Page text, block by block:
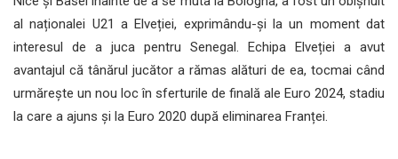
al naționalei U21 a Elveției, exprimându-și la un moment dat
interesul de a juca pentru Senegal. Echipa Elveției a avut
avantajul că tânărul jucător a rămas alături de ea, tocmai când
urmărește un nou loc în sferturile de finală ale Euro 2024, stadiu
la care a ajuns și la Euro 2020 după eliminarea Franței.